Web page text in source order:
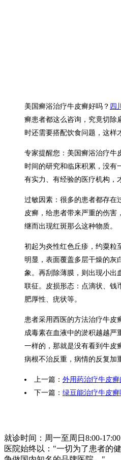
美国癣浴治疗牛皮癣好吗？ 四
癣患者都这么咨询，究竟切除
时还需要搭配饮食问题，这样
专家提醒您：美国癣浴治疗牛
时间的研究和临床积累，没有
有实力、有经验的医疗机构，
过敏因素：很多的患者都存在
皮癣，给患者带来严重的伤害
继而出现红斑那么这种物质。
初起为炎性红色丘疹，约粟粒
明显，表面覆盖多层干燥的灰
象。再刮除薄膜，则出现小出
联征。皮损形态：点滴状、钱
肥厚性、疣状等。
患者采用西医的方法治疗牛皮
成毒素在血液中的淤积越越严
一样的，那就是没有看到牛皮
病根不治反重，病情的反复加
上一篇： 外用药治疗牛皮癣
下一篇： 绿豆能治疗牛皮癣
就诊时间：周一至周日8:00-
医院始终以："一切为了患者的